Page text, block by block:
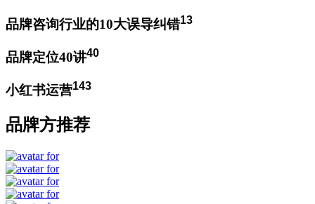
品牌咨询行业的10大误导纠错13
品牌定位40讲40
小红书运营143
品牌方推荐